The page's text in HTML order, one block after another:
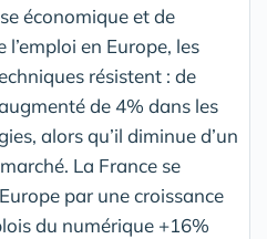
économique et de
en Europe, les
résistent : de
de 4% dans les
alors qu’il diminue d’un
La France se
par une croissance
du numérique +16%